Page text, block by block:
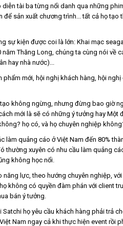
tài ba từng nổi danh qua những
sản xuất chương trình... tất cả họ tạo
sự kiện được coi là lớn: Khai mạc
Thăng Long, chúng ta cùng nói
hay nhà nước)...
mới, hội nghị khách hàng, hội
không ngừng, nhưng đừng bao giờ
mới là sẽ có những ý tưởng hay Một
họ có, và họ chuyên nghiệp
làm quảng cáo ở Việt Nam đến 80%
thường xuyên có nhu cầu làm quảng
không học nổi.
năng lực, theo hướng chuyên nghiệp,
không có quyền đàm phán với client
bán ý tưởng.
họ yêu cầu khách hàng phải trả
Nam ngay cả khi thực hiện event rồi